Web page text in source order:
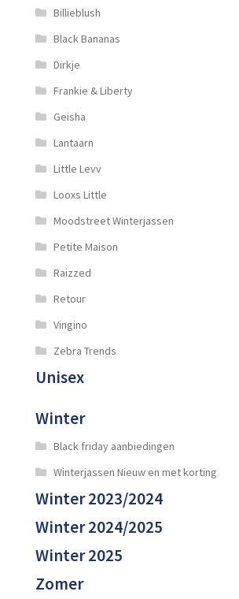
Billieblush
Black Bananas
Dirkje
Frankie & Liberty
Geisha
Lantaarn
Little Levv
Looxs Little
Moodstreet Winterjassen
Petite Maison
Raizzed
Retour
Vingino
Zebra Trends
Unisex
Winter
Black friday aanbiedingen
Winterjassen Nieuw en met korting
Winter 2023/2024
Winter 2024/2025
Winter 2025
Zomer